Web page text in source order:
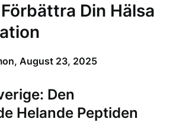
Din Hälsa
August 23, 2025
Den
Helande Peptiden